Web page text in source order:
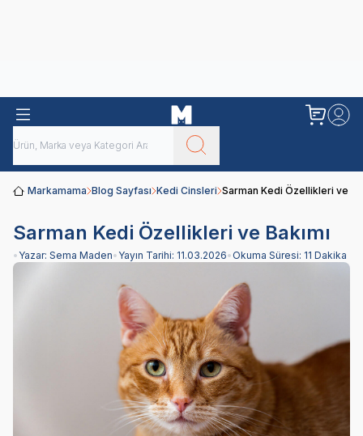
Markamama Blog Sayfası Kedi Cinsleri Sarman Kedi Özellikleri ve
Sarman Kedi Özellikleri ve Bakımı
• Yazar: Sema Maden• Yayın Tarihi: 11.03.2026•Okuma Süresi: 11 Dakika